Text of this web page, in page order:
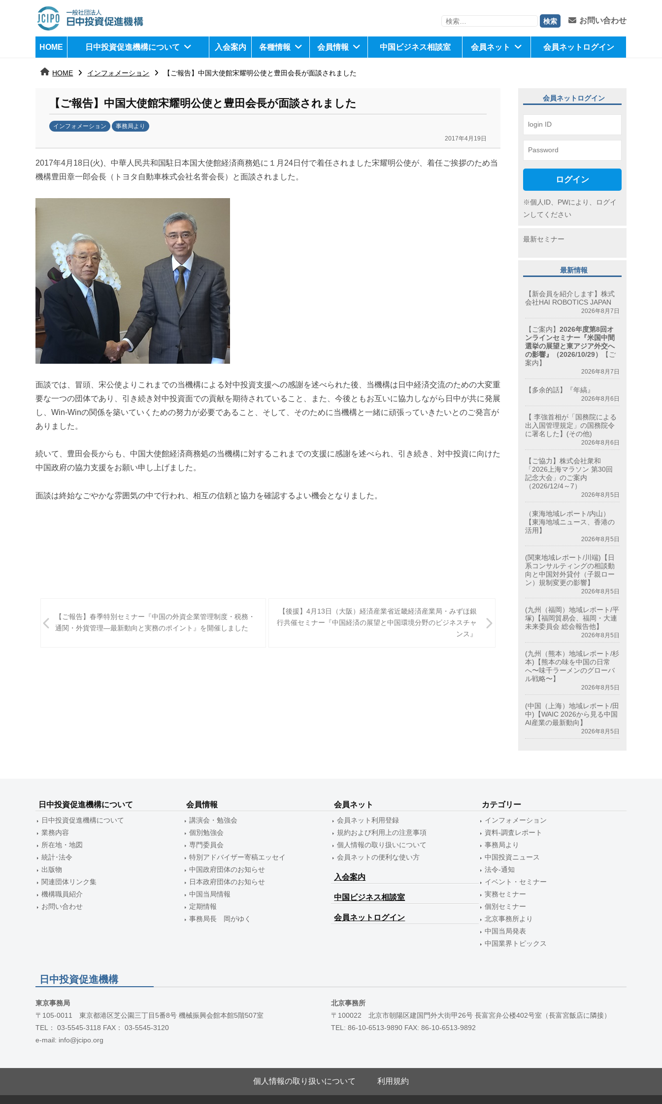
日
中
進
機
j
検
お問い合わせ
HOME 日中投資促進機構について 入会案内 各種情報 会員情報 中国ビジネス相談室 会員ネット 会員ネットログイン
HOME インフォメーション 【ご報告】中国大使館宋耀明公使と豊田会長が面談されました
【ご報告】中国大使館宋耀明公使と豊田会長が面談されました
インフォメーション 事務局より
2017年4月19日
k
a
a
2017年4月18日(火)、中華人民共和国駐日本国大使館経済商務処に１月24日付で着任されました宋耀明公使が、着任ご挨拶のため当
機構豊田章一郎会長（トヨタ自動車株式会社名誉会長）と面談されました。
面談では、冒頭、宋公使よりこれまでの当機構による対中投資支援への感謝を述べられた後、当機構は日中経済交流のための大変重
要な一つの団体であり、引き続き対中投資面での貢献を期待されていること、また、今後ともお互いに協力しながら日中が共に発展
し、Win-Winの関係を築いていくための努力が必要であること、そして、そのために当機構と一緒に頑張っていきたいとのご発言が
ありました。
続いて、豊田会長からも、中国大使館経済商務処の当機構に対するこれまでの支援に感謝を述べられ、引き続き、対中投資に向けた
中国政府の協力支援をお願い申し上げました。
面談は終始なごやかな雰囲気の中で行われ、相互の信頼と協力を確認するよい機会となりました。
稿
【ご報告】春季特別セミナー『中国の外資企業管理制度・税務・
通関・外貨管理―最新動向と実務のポイント』を開催しました
【後援】4月13日（大阪）経済産業省近畿経済産業局・みずほ銀
行共催セミナー『中国経済の展望と中国環境分野のビジネスチャ
ンス』
会員ネットログイン
ログイン
※個人ID、PWにより、ログイ
ンしてください
最新セミナー
最新情報
【新会員を紹介します】株式
会社HAI ROBOTICS JAPAN
2026年8月7日
【ご案内】2026年度第8回オ
ンラインセミナー『米国中間
選挙の展望と東アジア外交へ
の影響』（2026/10/29）
【ご
案内】
2026年8月7日
【多余的話】『年縞』
2026年8月6日
【 李強首相が「国務院による
出入国管理規定」の国務院令
に署名した】(その他)
2026年8月6日
【ご協力】株式会社衆和
「2026上海マラソン 第30回
記念大会」のご案内
（2026/12/4～7）
2026年8月5日
（東海地域レポート/内山）
【東海地域ニュース、香港の
活用】
2026年8月5日
(関東地域レポート/川端)【日
系コンサルティングの相談動
向と中国対外貸付（子親ロー
ン）規制変更の影響】
2026年8月5日
(九州（福岡）地域レポート/平
塚)【福岡貿易会、福岡・大連
未来委員会 総会報告他】
2026年8月5日
(九州（熊本）地域レポート/杉
本)【熊本の味を中国の日常
へ〜味千ラーメンのグローバ
ル戦略〜】
2026年8月5日
(中国（上海）地域レポート/田
中)【WAIC 2026から見る中国
AI産業の最新動向】
2026年8月5日
日中投資促進機構について
日中投資促進機構について
業務内容
所在地・地図
統計･法令
出版物
関連団体リンク集
機構職員紹介
お問い合わせ
会員情報
講演会・勉強会
個別勉強会
専門委員会
特別アドバイザー寄稿エッセイ
中国政府団体のお知らせ
日本政府団体のお知らせ
中国当局情報
定期情報
事務局長 岡がゆく
会員ネット
会員ネット利用登録
規約および利用上の注意事項
個人情報の取り扱いについて
会員ネットの便利な使い方
入会案内
中国ビジネス相談室
会員ネットログイン
カテゴリー
インフォメーション
資料-調査レポート
事務局より
中国投資ニュース
法令-通知
イベント・セミナー
実務セミナー
個別セミナー
北京事務所より
中国当局発表
中国業界トピックス
日中投資促進機構
東京事務局
〒105-0011 東京都港区芝公園三丁目5番8号 機械振興会館本館5階507室
TEL： 03-5545-3118 FAX： 03-5545-3120
e-mail: info@jcipo.org
北京事務所
〒100022 北京市朝陽区建国門外大街甲26号 長富宮弁公楼402号室（長富宮飯店に隣接）
TEL: 86-10-6513-9890 FAX: 86-10-6513-9892
個人情報の取り扱いについて 利用規約